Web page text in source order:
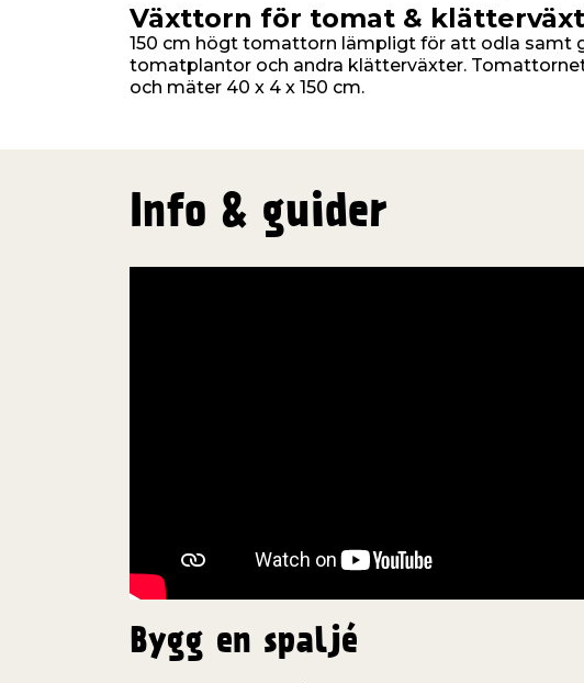
Växttorn för tomat &
150 cm högt tomattorn lämpligt för att odla samt
tomatplantor och andra klätterväxter.
och mäter 40 x 4 x 150 cm.
Info & guider
Bygg en spaljé